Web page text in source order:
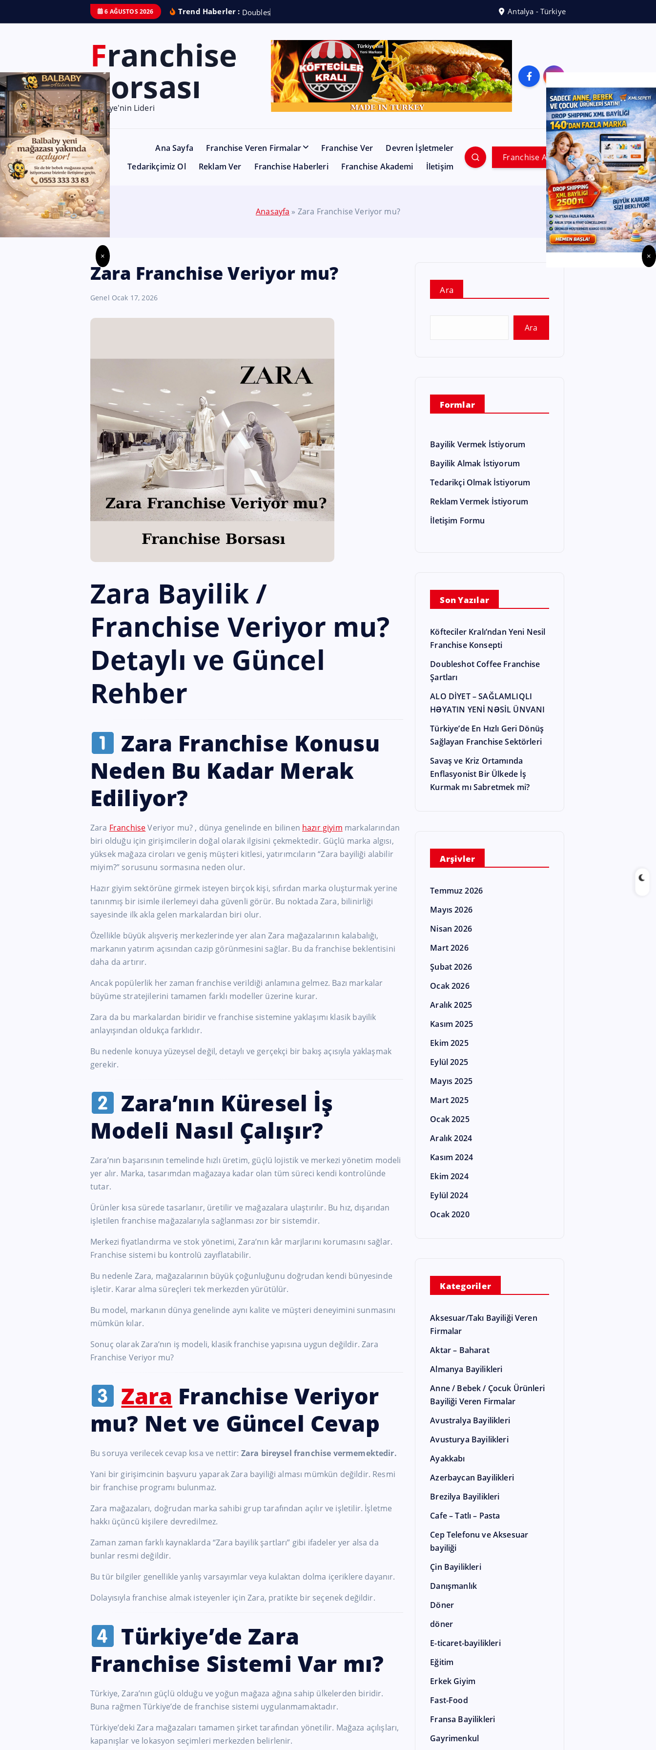
6 AĞUSTOS 2026 Trend Haberler : Doublesh Antalya - Türkiye
Franchise
Borsası
Türkiye'nin Lideri
Ana Sayfa Franchise Veren Firmalar Franchise Ver
Devren İşletmeler
Tedarikçimiz Ol
Reklam Ver Franchise Haberleri Franchise Akademi İletişim
Franchise Ara
Anasayfa » Zara Franchise Veriyor mu?
Zara Franchise Veriyor mu?
Genel Ocak 17, 2026
Zara Bayilik /
Franchise Veriyor mu?
Detaylı ve Güncel
Rehber
Zara Franchise Konusu
Neden Bu Kadar Merak
Ediliyor?
Zara FranchiseVeriyor mu? , dünya genelinde en bilinen hazır giyim markalarından
biri olduğu için girişimcilerin doğal olarak ilgisini çekmektedir. Güçlü marka algısı,
yüksek mağaza ciroları ve geniş müşteri kitlesi, yatırımcıların “Zara bayiliği alabilir
miyim?” sorusunu sormasına neden olur.
Hazır giyim sektörüne girmek isteyen birçok kişi, sıfırdan marka oluşturmak yerine
tanınmış bir isimle ilerlemeyi daha güvenli görür. Bu noktada Zara, bilinirliği
sayesinde ilk akla gelen markalardan biri olur.
Özellikle büyük alışveriş merkezlerinde yer alan Zara mağazalarının kalabalığı,
markanın yatırım açısından cazip görünmesini sağlar. Bu da franchise beklentisini
daha da artırır.
Ancak popülerlik her zaman franchise verildiği anlamına gelmez. Bazı markalar
büyüme stratejilerini tamamen farklı modeller üzerine kurar.
Zara da bu markalardan biridir ve franchise sistemine yaklaşımı klasik bayilik
anlayışından oldukça farklıdır.
Bu nedenle konuya yüzeysel değil, detaylı ve gerçekçi bir bakış açısıyla yaklaşmak
gerekir.
Zara’nın Küresel İş
Modeli Nasıl Çalışır?
Zara’nın başarısının temelinde hızlı üretim, güçlü lojistik ve merkezi yönetim modeli
yer alır. Marka, tasarımdan mağazaya kadar olan tüm süreci kendi kontrolünde
tutar.
Ürünler kısa sürede tasarlanır, üretilir ve mağazalara ulaştırılır. Bu hız, dışarıdan
işletilen franchise mağazalarıyla sağlanması zor bir sistemdir.
Merkezi fiyatlandırma ve stok yönetimi, Zara’nın kâr marjlarını korumasını sağlar.
Franchise sistemi bu kontrolü zayıflatabilir.
Bu nedenle Zara, mağazalarının büyük çoğunluğunu doğrudan kendi bünyesinde
işletir. Karar alma süreçleri tek merkezden yürütülür.
Bu model, markanın dünya genelinde aynı kalite ve müşteri deneyimini sunmasını
mümkün kılar.
Sonuç olarak Zara’nın iş modeli, klasik franchise yapısına uygun değildir. Zara
Franchise Veriyor mu?
Zara Franchise Veriyor
mu? Net ve Güncel Cevap
Bu soruya verilecek cevap kısa ve nettir: Zara bireysel franchise vermemektedir.
Yani bir girişimcinin başvuru yaparak Zara bayiliği alması mümkün değildir. Resmi
bir franchise programı bulunmaz.
Zara mağazaları, doğrudan marka sahibi grup tarafından açılır ve işletilir. İşletme
hakkı üçüncü kişilere devredilmez.
Zaman zaman farklı kaynaklarda “Zara bayilik şartları” gibi ifadeler yer alsa da
bunlar resmi değildir.
Bu tür bilgiler genellikle yanlış varsayımlar veya kulaktan dolma içeriklere dayanır.
Dolayısıyla franchise almak isteyenler için Zara, pratikte bir seçenek değildir.
Türkiye’de Zara
Franchise Sistemi Var mı?
Türkiye, Zara’nın güçlü olduğu ve yoğun mağaza ağına sahip ülkelerden biridir.
Buna rağmen Türkiye’de de franchise sistemi uygulanmamaktadır.
Türkiye’deki Zara mağazaları tamamen şirket tarafından yönetilir. Mağaza açılışları,
kapanışlar ve lokasyon seçimleri merkezden belirlenir.
Ara
Ara
Formlar
Bayilik Vermek İstiyorum
Bayilik Almak İstiyorum
Tedarikçi Olmak İstiyorum
Reklam Vermek İstiyorum
İletişim Formu
Son Yazılar
Köfteciler Kralı’ndan Yeni Nesil
Franchise Konsepti
Doubleshot Coffee Franchise
Şartları
ALO DİYET – SAĞLAMLIQLI
HƏYATIN YENİ NƏSİL ÜNVANI
Türkiye’de En Hızlı Geri Dönüş
Sağlayan Franchise Sektörleri
Savaş ve Kriz Ortamında
Enflasyonist Bir Ülkede İş
Kurmak mı Sabretmek mi?
Arşivler
Temmuz 2026
Mayıs 2026
Nisan 2026
Mart 2026
Şubat 2026
Ocak 2026
Aralık 2025
Kasım 2025
Ekim 2025
Eylül 2025
Mayıs 2025
Mart 2025
Ocak 2025
Aralık 2024
Kasım 2024
Ekim 2024
Eylül 2024
Ocak 2020
Kategoriler
Aksesuar/Takı Bayiliği Veren
Firmalar
Aktar – Baharat
Almanya Bayilikleri
Anne / Bebek / Çocuk Ürünleri
Bayiliği Veren Firmalar
Avustralya Bayilikleri
Avusturya Bayilikleri
Ayakkabı
Azerbaycan Bayilikleri
Brezilya Bayilikleri
Cafe – Tatlı – Pasta
Cep Telefonu ve Aksesuar
bayiliği
Çin Bayilikleri
Danışmanlık
Döner
döner
E-ticaret-bayilikleri
Eğitim
Erkek Giyim
Fast-Food
Fransa Bayilikleri
Gayrimenkul
× ×